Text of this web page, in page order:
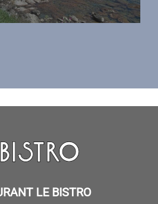
LE BISTRO